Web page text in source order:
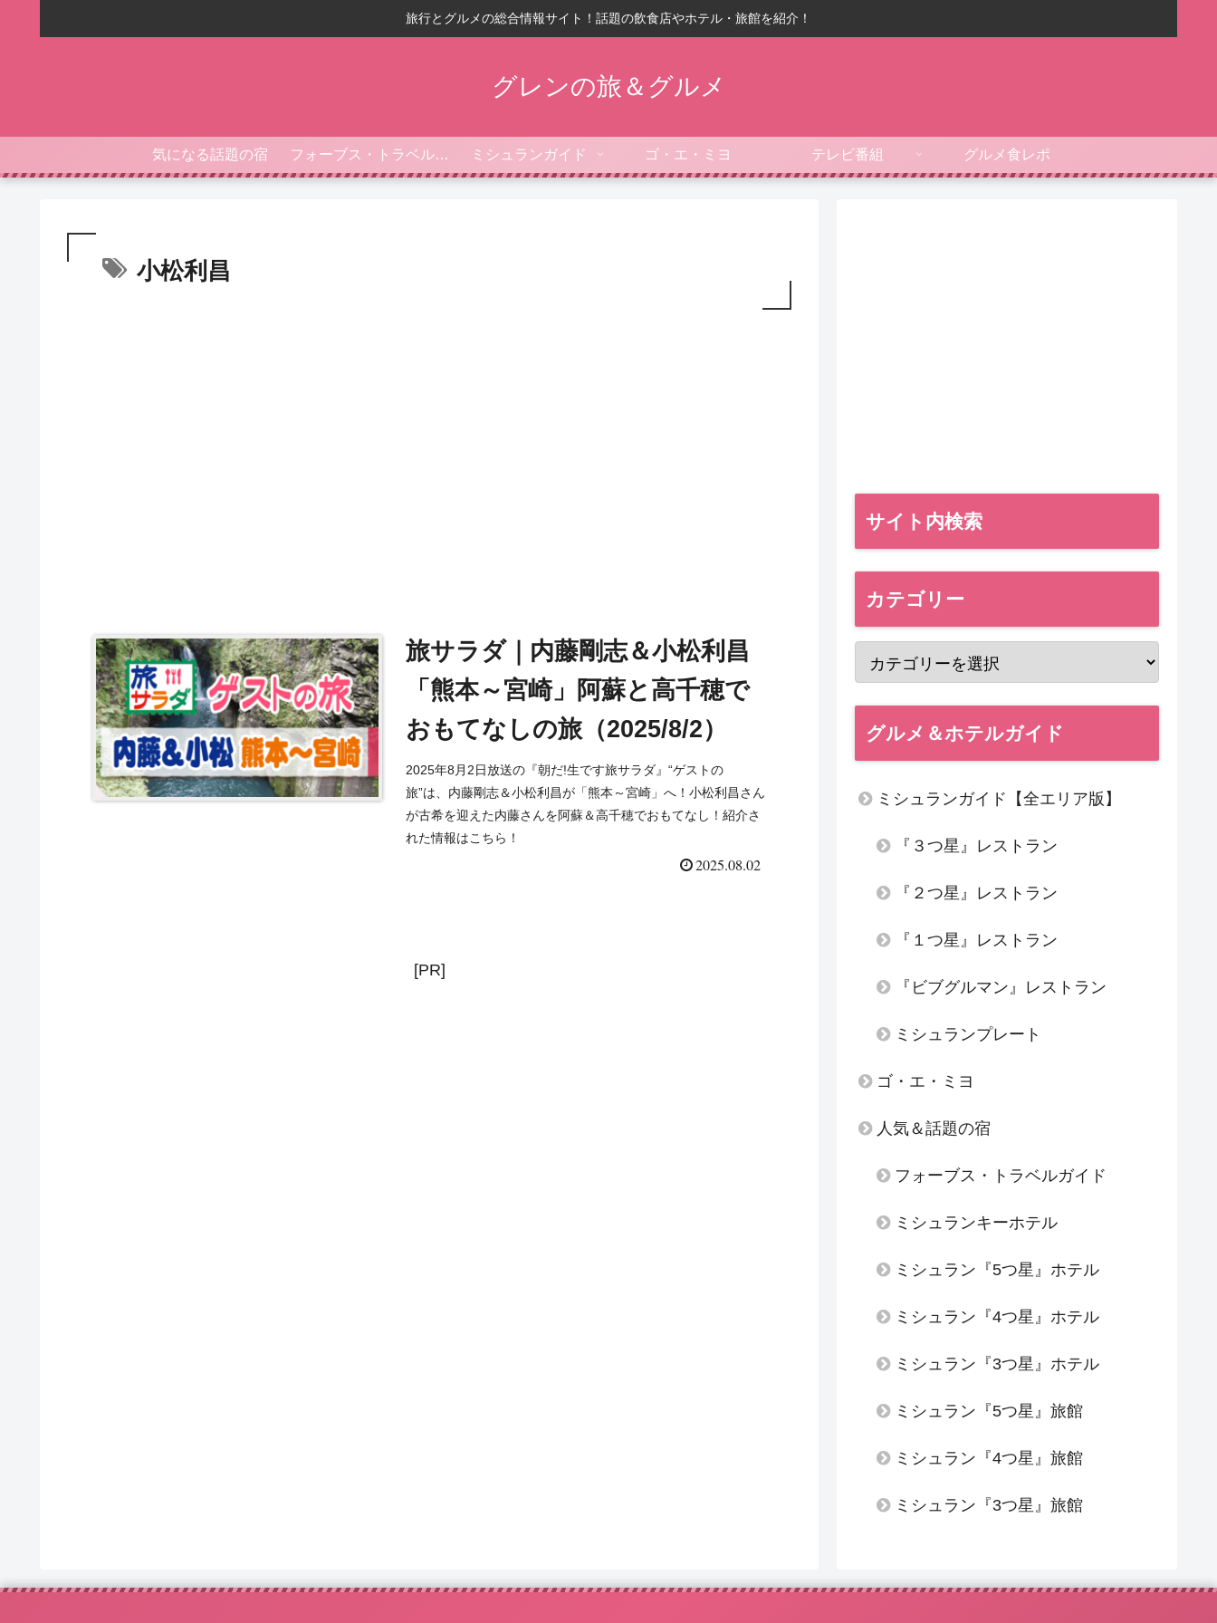
旅行とグルメの総合情報サイト！話題の飲食店やホテル・旅館を紹介！
グレンの旅＆グルメ
気になる話題の宿 フォーブス・トラベルガイド ミシュランガイド ゴ・エ・ミヨ テレビ番組 グルメ食レポ
小松利昌
旅サラダ｜内藤剛志＆小松利昌
「熊本～宮崎」阿蘇と高千穂で
おもてなしの旅（2025/8/2）
2025年8月2日放送の『朝だ!生です旅サラダ』“ゲストの
旅”は、内藤剛志＆小松利昌が「熊本～宮崎」へ！小松利昌さん
が古希を迎えた内藤さんを阿蘇＆高千穂でおもてなし！紹介さ
れた情報はこちら！
2025.08.02
[PR]
サイト内検索
カテゴリー
グルメ＆ホテルガイド
ミシュランガイド【全エリア版】
『３つ星』レストラン
『２つ星』レストラン
『１つ星』レストラン
『ビブグルマン』レストラン
ミシュランプレート
ゴ・エ・ミヨ
人気＆話題の宿
フォーブス・トラベルガイド
ミシュランキーホテル
ミシュラン『5つ星』ホテル
ミシュラン『4つ星』ホテル
ミシュラン『3つ星』ホテル
ミシュラン『5つ星』旅館
ミシュラン『4つ星』旅館
ミシュラン『3つ星』旅館